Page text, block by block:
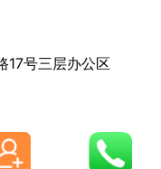
17号三层办公区